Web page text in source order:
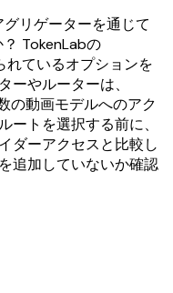
リゲーターを通じて
TokenLabの
れているオプションを
ーやルーターは、
の動画モデルへのアク
ートを選択する前に、
ダーアクセスと比較し
追加していないか確認